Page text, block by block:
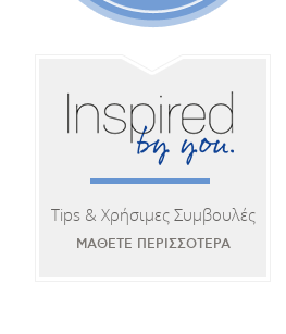
Tips & Χρήσιμες Συμβουλές
ΜΑΘΕΤΕ ΠΕΡΙΣΣΟΤΕΡΑ